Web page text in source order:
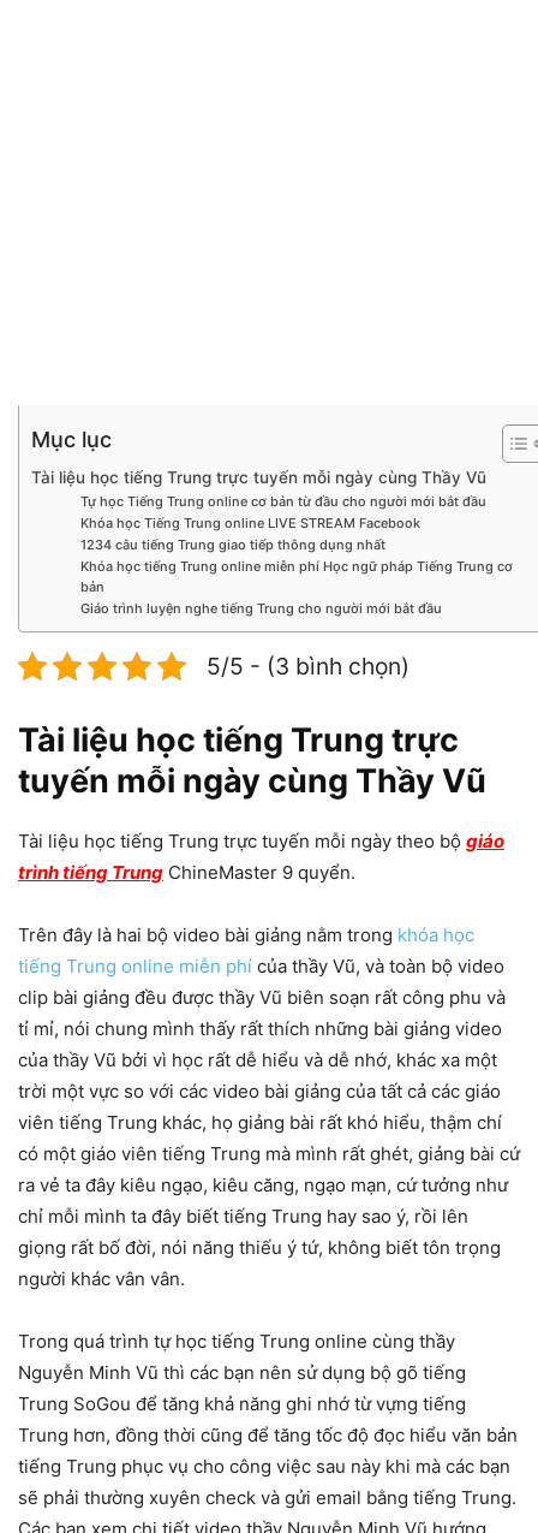
Mục lục
Tài liệu học tiếng Trung trực tuyến mỗi ngày cùng Thầy Vũ
Tự học Tiếng Trung online cơ bản từ đầu cho người mới bắt đầu
Khóa học Tiếng Trung online LIVE STREAM Facebook
1234 câu tiếng Trung giao tiếp thông dụng nhất
Khóa học tiếng Trung online miễn phí Học ngữ pháp Tiếng Trung cơ
bản
Giáo trình luyện nghe tiếng Trung cho người mới bắt đầu
5/5 - (3 bình chọn)
Tài liệu học tiếng Trung trực
tuyến mỗi ngày cùng Thầy Vũ
Tài liệu học tiếng Trung trực tuyến mỗi ngày theo bộ giáo
trình tiếng Trung ChineMaster 9 quyển.
Trên đây là hai bộ video bài giảng nằm trong khóa học
tiếng Trung online miễn phí của thầy Vũ, và toàn bộ video
clip bài giảng đều được thầy Vũ biên soạn rất công phu và
tỉ mỉ, nói chung mình thấy rất thích những bài giảng video
của thầy Vũ bởi vì học rất dễ hiểu và dễ nhớ, khác xa một
trời một vực so với các video bài giảng của tất cả các giáo
viên tiếng Trung khác, họ giảng bài rất khó hiểu, thậm chí
có một giáo viên tiếng Trung mà mình rất ghét, giảng bài cứ
ra vẻ ta đây kiêu ngạo, kiêu căng, ngạo mạn, cứ tưởng như
chỉ mỗi mình ta đây biết tiếng Trung hay sao ý, rồi lên
giọng rất bố đời, nói năng thiếu ý tứ, không biết tôn trọng
người khác vân vân.
Trong quá trình tự học tiếng Trung online cùng thầy
Nguyễn Minh Vũ thì các bạn nên sử dụng bộ gõ tiếng
Trung SoGou để tăng khả năng ghi nhớ từ vựng tiếng
Trung hơn, đồng thời cũng để tăng tốc độ đọc hiểu văn bản
tiếng Trung phục vụ cho công việc sau này khi mà các bạn
sẽ phải thường xuyên check và gửi email bằng tiếng Trung.